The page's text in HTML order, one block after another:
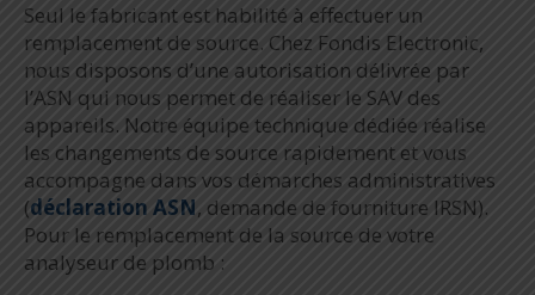
Seul le fabricant est habilité à effectuer un
remplacement de source. Chez Fondis Electronic,
nous disposons d’une autorisation délivrée par
l’ASN qui nous permet de réaliser le SAV des
appareils. Notre équipe technique dédiée réalise
les changements de source rapidement et vous
accompagne dans vos démarches administratives
(déclaration ASN, demande de fourniture IRSN).
Pour le remplacement de la source de votre
analyseur de plomb :